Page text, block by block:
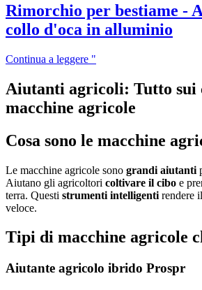
Rimorchio per bestiame -
collo d'oca in alluminio
Continua a leggere "
Aiutanti agricoli: Tutto sui
macchine agricole
Cosa sono le macchine
Le macchine agricole sono grandi aiutanti
Aiutano gli agricoltori coltivare il cibo e
terra. Questi strumenti intelligenti rendere
veloce.
Tipi di macchine agricole
Aiutante agricolo ibrido Prospr